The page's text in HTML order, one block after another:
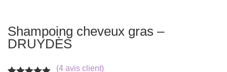
Shampoing cheveux gras –
DRUYDÈS
(4 avis client)